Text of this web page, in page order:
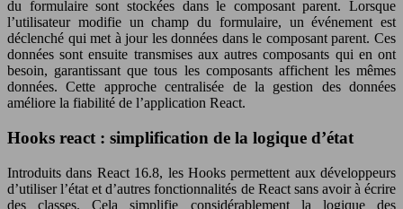
du formulaire sont stockées dans le composant parent. Lorsque
l’utilisateur modifie un champ du formulaire, un événement est
déclenché qui met à jour les données dans le composant parent. Ces
données sont ensuite transmises aux autres composants qui en ont
besoin, garantissant que tous les composants affichent les mêmes
données. Cette approche centralisée de la gestion des données
améliore la fiabilité de l’application React.
Hooks react : simplification de la logique d’état
Introduits dans React 16.8, les Hooks permettent aux développeurs
d’utiliser l’état et d’autres fonctionnalités de React sans avoir à écrire
des classes. Cela simplifie considérablement la logique des